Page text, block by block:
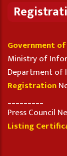
Government
Ministry of
Department of
Registration
Press Council
Listing